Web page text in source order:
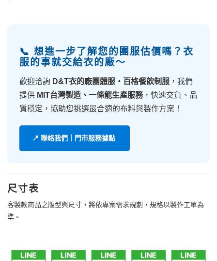
📞 想進一步了解您的團服估價嗎？衣
服的事就交給衣的廠～
歡迎洽詢 D&T衣的廠團體服・百格餐飲制服 ，我們
提供 MIT台灣製造、一條龍生產服務，快速交貨、品
質穩定，協助您挑選最合適的布料與製作方案！
📍 聯絡我們｜門市服務據點
尺寸表
客製款商品之版型與尺寸，將依專案需求規劃，規格以製作工單為
準。